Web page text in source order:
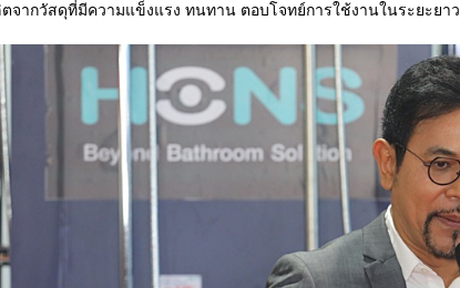
จากวัสดุที่มีความแข็งแรง ทนทาน ตอบโจทย์การใช้งานในระยะยาว